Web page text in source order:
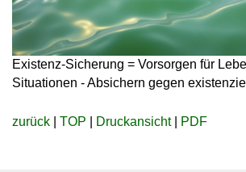
Existenz-Sicherung = Vorsorgen für
Situationen - Absichern gegen
zurück TOP Druckansicht| PDF